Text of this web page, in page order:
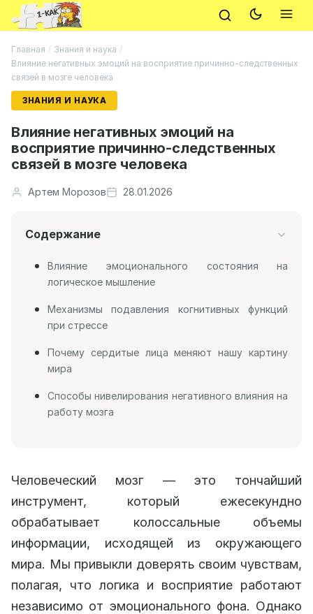
Главная / Знания и наука /
Влияние негативных эмоций на восприятие причинно-следственных
связей в мозге человека
ЗНАНИЯ И НАУКА
Влияние негативных эмоций на
восприятие причинно-следственных
связей в мозге человека
Артем Морозов 28.01.2026
Содержание
Влияние эмоционального состояния на
логическое мышление
Механизмы подавления когнитивных функций
при стрессе
Почему сердитые лица меняют нашу картину
мира
Способы нивелирования негативного влияния на
работу мозга
Человеческий мозг — это тончайший
инструмент, который ежесекундно
обрабатывает колоссальные объемы
информации, исходящей из окружающего
мира. Мы привыкли доверять своим чувствам,
полагая, что логика и восприятие работают
независимо от эмоционального фона. Однако